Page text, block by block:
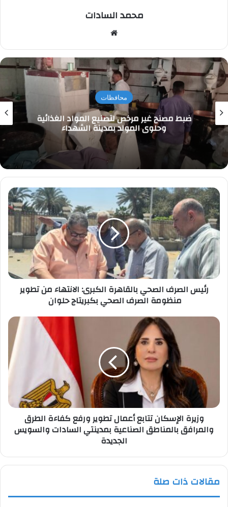
محمد السادات
محافظات
ضبط مصنح غير مرخص لتصنيع المواد الغذائية
وحلوى المولد بمدينة الشهداء
رئيس
الصرف
الصحي
بالقاهرة
الكبرى:
الانتهاء
تطوير
منظومة
الصرف
حلوان
رئيس الصرف الصحي بالقاهرة الكبرى: الانتهاء من تطوير
منظومة الصرف الصحي بكبريتاج حلوان
وزيرة
كفاءة
الطرق
والمرافق
بالمناطق
الصناعية
والسويس
وزيرة الإسكان تتابع أعمال تطوير ورفع كفاءة الطرق
والمرافق بالمناطق الصناعية بمدينتي السادات والسويس
الجديدة
مقالات ذات صلة